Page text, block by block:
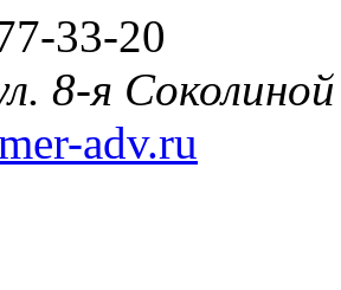
33-20
8-я
adv.ru